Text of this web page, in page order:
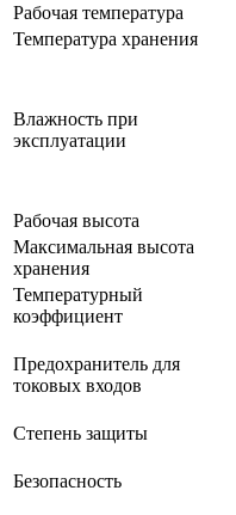
Рабочая температура
Температура хранения
Влажность при
эксплуатации
Рабочая высота
Максимальная высота
хранения
Температурный
коэффициент
Предохранитель для
токовых входов
Степень защиты
Безопасность